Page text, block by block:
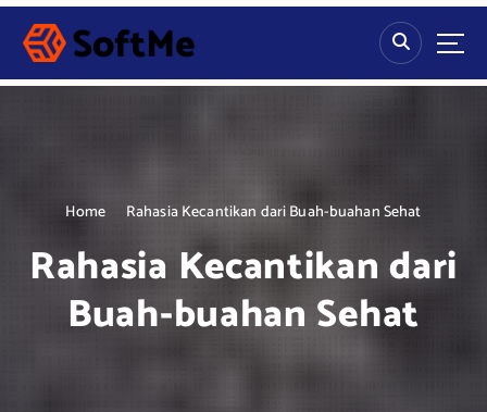
S
p
Home Rahasia Kecantikan dari Buah-buahan Sehat
Rahasia Kecantikan dari
Buah-buahan Sehat